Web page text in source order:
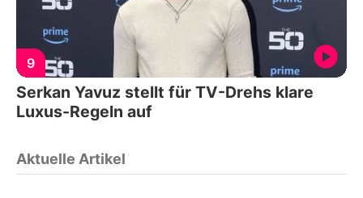
9
Serkan Yavuz stellt für TV-Drehs klare
Luxus-Regeln auf
Aktuelle Artikel